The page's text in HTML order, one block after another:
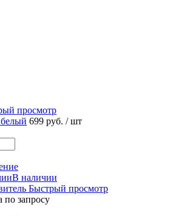
просмотр
699 руб. / шт
В наличии
Быстрый просмотр
по запросу